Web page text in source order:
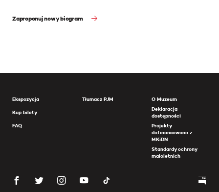
Zaproponuj nowy biogram
Ekspozycja
Kup bilety
FAQ
Tłumacz PJM
O Muzeum
Deklaracja
dostępności
Projekty
dofinansowane z
MKiDN
Standardy ochrony
małoletnich